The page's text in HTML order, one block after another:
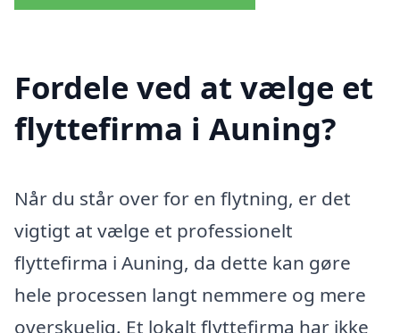
Fordele ved at vælge et
flyttefirma i Auning?
Når du står over for en flytning, er det
vigtigt at vælge et professionelt
flyttefirma i Auning, da dette kan gøre
hele processen langt nemmere og mere
overskuelig. Et lokalt flyttefirma har ikke